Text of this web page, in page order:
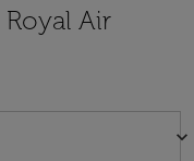
Air
keyboard_arrow_down